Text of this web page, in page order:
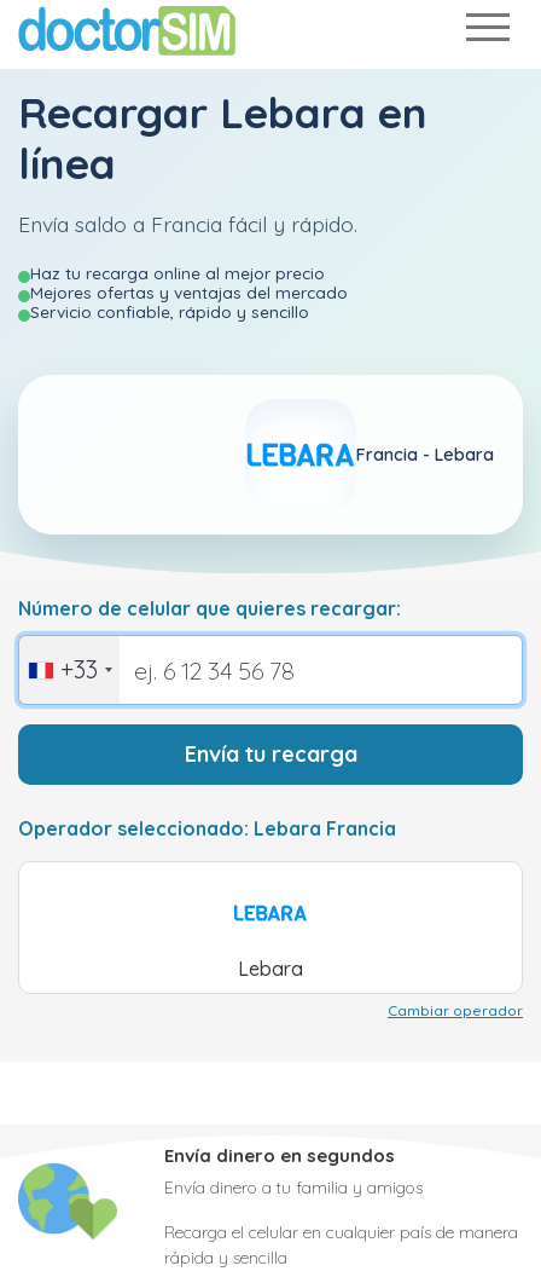
Recargar Lebara en
línea
Envía saldo a Francia fácil y rápido.
Haz tu recarga online al mejor precio
Mejores ofertas y ventajas del mercado
Servicio confiable, rápido y sencillo
Francia - Lebara
Número de celular que quieres recargar:
+33
Envía tu recarga
Operador seleccionado: Lebara Francia
Lebara
Cambiar operador
Envía dinero en segundos
Envía dinero a tu familia y amigos
Recarga el celular en cualquier país de manera
rápida y sencilla